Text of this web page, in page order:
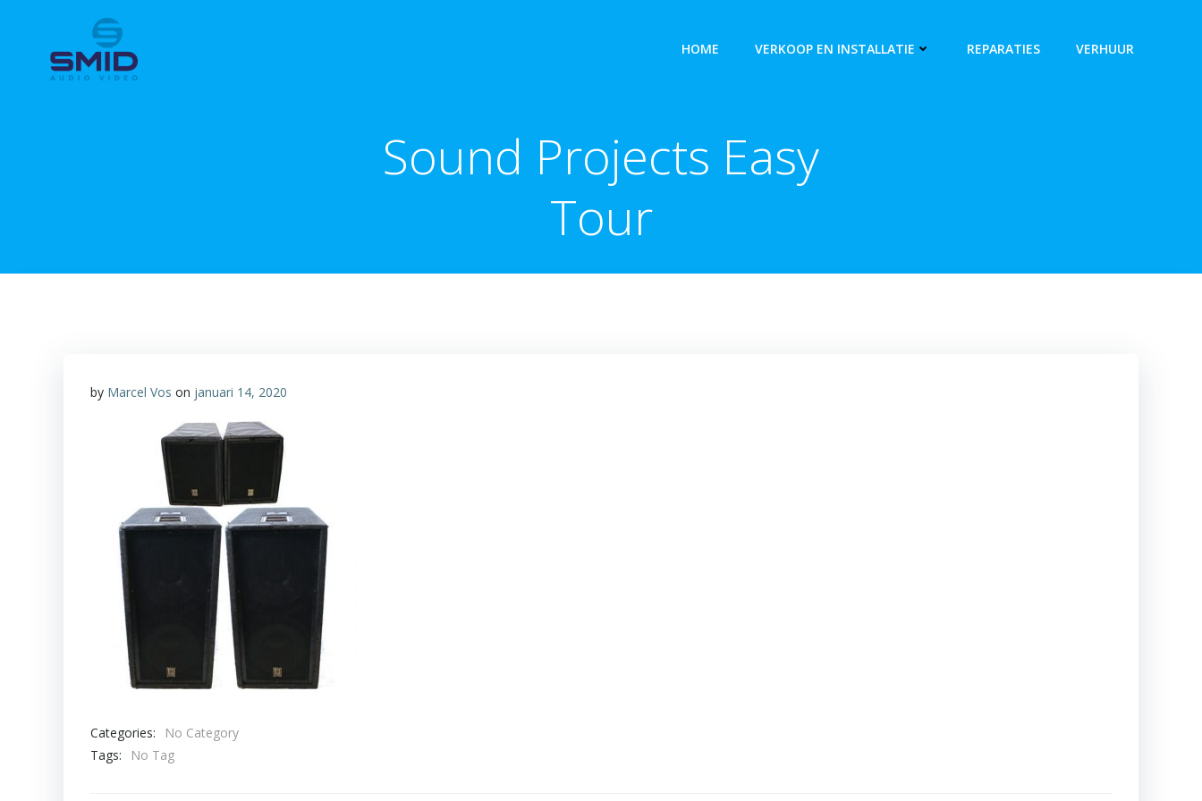
HOME VERKOOP EN INSTALLATIE REPARATIES VERHUUR
Sound Projects Easy
Tour
by Marcel Vos on januari 14, 2020
Categories:
No Category
Tags:
No Tag